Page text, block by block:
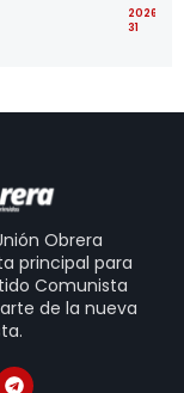
2026-
31
Obrera
principal para
Comunista
de la nueva